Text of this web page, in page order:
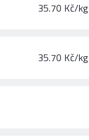
35.70 Kč/kg
35.70 Kč/kg